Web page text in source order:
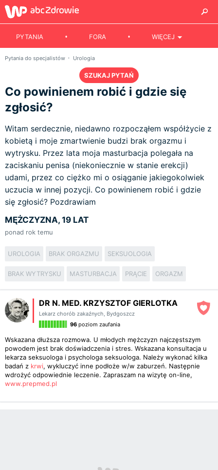
PYTANIA FORA WIĘCEJ
Pytania do specjalistów Urologia
SZUKAJ PYTAŃ
Co powinienem robić i gdzie się
zgłosić?
Witam serdecznie, niedawno rozpocząłem współżycie z
kobietą i moje zmartwienie budzi brak orgazmu i
wytrysku. Przez lata moja masturbacja polegała na
zaciskaniu penisa (niekoniecznie w stanie erekcji)
udami, przez co ciężko mi o osiąganie jakiegokolwiek
uczucia w innej pozycji. Co powinienem robić i gdzie
się zgłosić? Pozdrawiam
MĘŻCZYZNA, 19 LAT
ponad rok temu
UROLOGIA BRAK ORGAZMU SEKSUOLOGIA
BRAK WYTRYSKU MASTURBACJA PRĄCIE ORGAZM
DR N. MED. KRZYSZTOF GIERLOTKA
Lekarz chorób zakaźnych, Bydgoszcz
96 poziom zaufania
Wskazana dłuższa rozmowa. U młodych mężczyzn najczęstszym
powodem jest brak doświadczenia i stres. Wskazana konsultacja u
lekarza seksuologa i psychologa seksuologa. Należy wykonać kilka
badań z krwi, wykluczyć inne podłoże w/w zaburzeń. Następnie
wdrożyć odpowiednie leczenie. Zapraszam na wizytę on-line,
www.prepmed.pl